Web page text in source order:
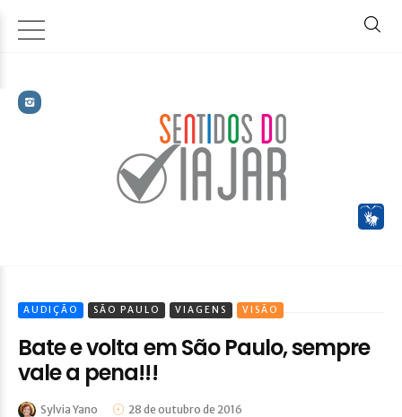
AUDIÇÃO SÃO PAULO VIAGENS VISÃO
Bate e volta em São Paulo, sempre
vale a pena!!!
Sylvia Yano 28 de outubro de 2016